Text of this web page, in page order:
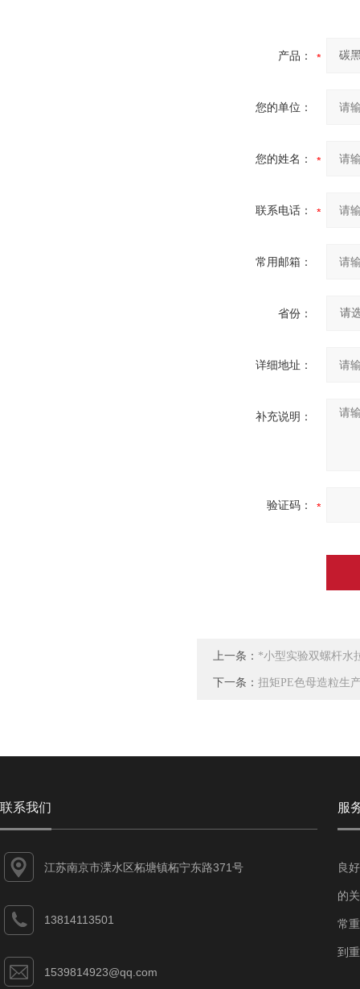
产品：
您的单位：
您的姓名：
联系电话：
常用邮箱：
省份：
详细地址：
补充说明：
验证码：
上一条： *小型实验双螺杆水
下一条： 扭矩PE色母造粒生
联系我们
江苏南京市溧水区柘塘镇柘宁东路371号
13814113501
1539814923@qq.com
服
良
的
常
到